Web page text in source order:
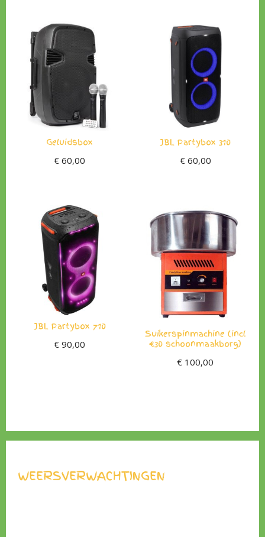
Geluidsbox
€ 60,00
JBL Partybox 310
€60,00
JBL Partybox 710
€ 90,00
Suikerspinmachine (incl
€30 schoonmaakborg)
€ 100,00
WEERSVERWACHTINGEN